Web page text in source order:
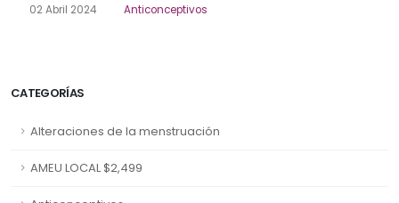
CATEGORÍAS
Alteraciones de la menstruación
AMEU LOCAL $2,499
02 Abril 2024 Anticonceptivos